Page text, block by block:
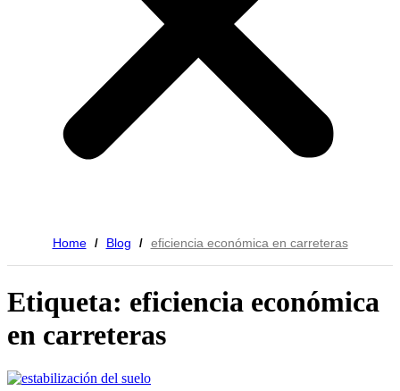
Home / Blog / eficiencia económica en carreteras
Etiqueta: eficiencia económica
en carreteras